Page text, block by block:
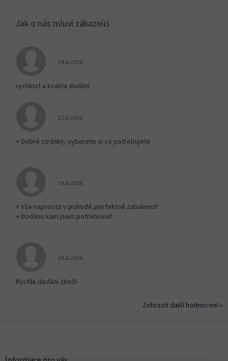
Hodnocení obchodu je 5 z 5 hvězdiček.
24.6.2026
rychlost a kvalita dodání
Hodnocení obchodu je 5 z 5 hvězdiček.
21.6.2026
+ Dobré stránky, vyberete si co potřebujete
Hodnocení obchodu je 5 z 5 hvězdiček.
19.6.2026
+ Vše naprosto v pohodě,perfektně zabaleno!!
+ Dodáno kam jsem potřeboval!
Hodnocení obchodu je 5 z 5 hvězdiček.
19.6.2026
Rychlé dodání zboží
Zobrazit další hodnocení